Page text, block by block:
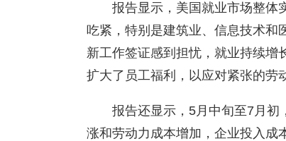
报告显示，美国就业市场整体
吃紧，特别是建筑业、信息技术和
新工作签证感到担忧，就业持续增
扩大了员工福利，以应对紧张的劳
报告还显示，5月中旬至7月初
涨和劳动力成本增加，企业投入成